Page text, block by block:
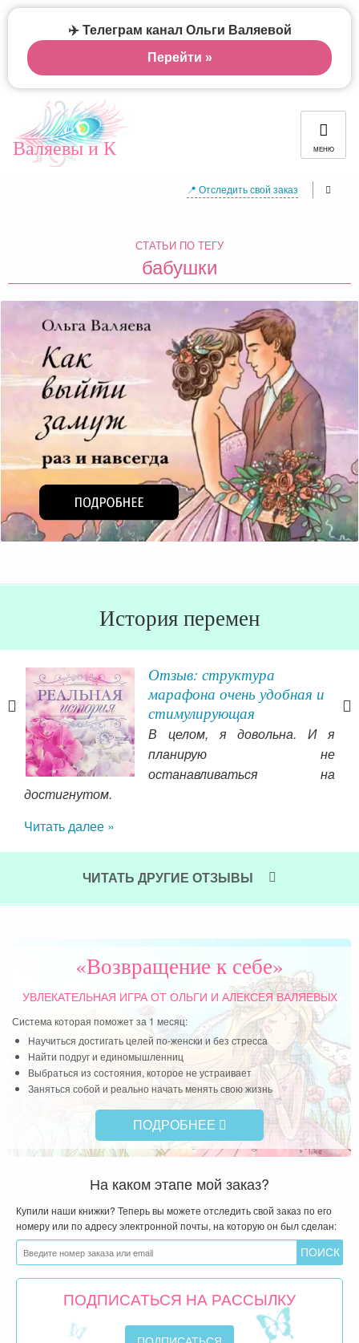
Валяевы и К МЕНЮ
📍 Отследить свой заказ
СТАТЬИ ПО ТЕГУ
бабушки
История перемен
Отзыв: структура
марафона очень удобная и
стимулирующая
В целом, я довольна. И я
планирую не
останавливаться на
достигнутом.
Читать далее »
26
ЧИТАТЬ ДРУГИЕ ОТЗЫВЫ
«Возвращение к себе»
УВЛЕКАТЕЛЬНАЯ ИГРАОТ ОЛЬГИ И АЛЕКСЕЯ ВАЛЯЕВЫХ
Система которая поможет за 1 месяц:
Научиться достигать целей по-женски и без стресса
Найти подруг и единомышленниц
Выбраться из состояния, которое не устраивает
Заняться собой и реально начать менять свою жизнь
ПОДРОБНЕЕ
На каком этапе мой заказ?
Купили наши книжки? Теперь вы можете отследить свой заказ по его
номеру или по адресу электронной почты, на которую он был сделан:
ПОДПИСАТЬСЯ НА РАССЫЛКУ
✈️ Телеграм канал Ольги Валяевой
Перейти »